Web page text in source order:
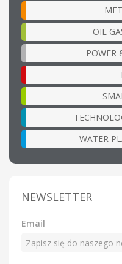
OIL
POWER
WATER
NEWSLETTER
Email